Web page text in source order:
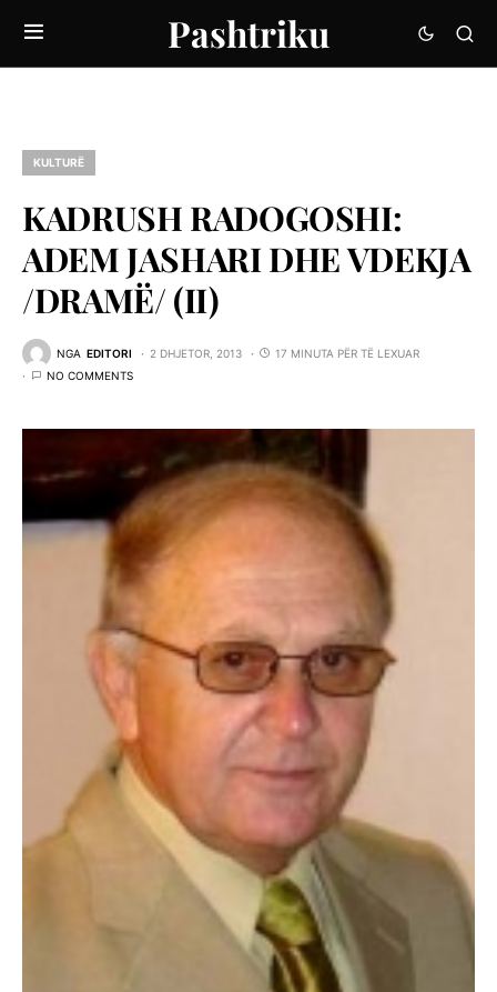
Pashtriku
KULTURË
KADRUSH RADOGOSHI:
ADEM JASHARI DHE VDEKJA
/DRAMË/ (II)
NGA EDITORI 2 DHJETOR, 2013
17 MINUTA PËR TË LEXUAR
NO COMMENTS